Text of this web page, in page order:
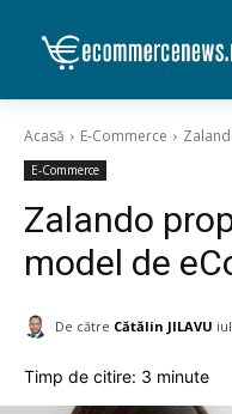
Acasă E-Commerce
E-Commerce
Zalando
model de
De către Cătălin JILAVU
Timp de citire: 3 minute